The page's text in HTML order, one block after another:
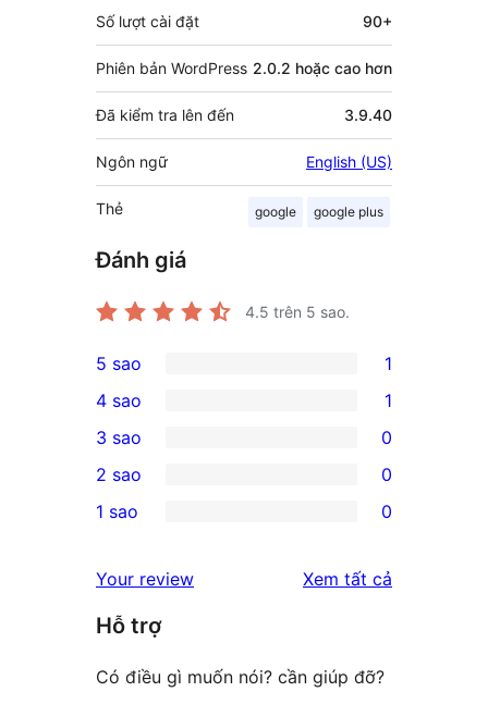
Số lượt cài đặt 90+
Phiên bản WordPress 2.0.2 hoặc cao hơn
Đã kiểm tra lên đến 3.9.40
Ngôn ngữ English (US)
Thẻ google google plus
Đánh giá
4.5 trên 5 sao.
1
5-
star
review
5 sao 1
4-
star
review
4 sao 1
0
3-
star
3 sao 0
2-
reviews
2 sao 0
star
reviews
1 sao 0
Your review Xem tất cả
Hỗ trợ
Có điều gì muốn nói? cần giúp đỡ?